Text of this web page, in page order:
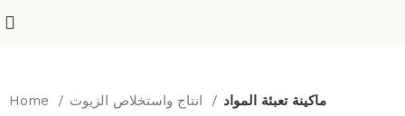
Home ماكينة تعبئة المواد